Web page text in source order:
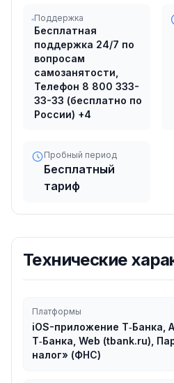
Поддержка
Бесплатная
поддержка 24/7 по
вопросам
самозанятости,
Телефон 8 800 333-
33-33 (бесплатно по
России) +4
Пробный период
Бесплатный
тариф
Технические
Платформы
iOS-приложение Т‑Банка,
Т‑Банка, Web (tbank.ru),
налог» (ФНС)